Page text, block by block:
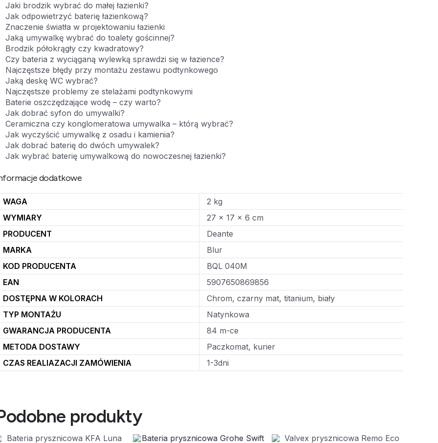
Jaki brodzik wybrać do małej łazienki?
Jak odpowietrzyć baterię łazienkową?
Znaczenie światła w projektowaniu łazienki
Jaką umywalkę wybrać do toalety gościnnej?
Brodzik półokrągły czy kwadratowy?
Czy bateria z wyciąganą wylewką sprawdzi się w łazience?
Najczęstsze błędy przy montażu zestawu podtynkowego
Jaką deskę WC wybrać?
Najczęstsze problemy ze stelażami podtynkowymi
Baterie oszczędzające wodę – czy warto?
Jak dobrać syfon do umywalki?
Ceramiczna czy konglomeratowa umywalka – którą wybrać?
Jak wyczyścić umywalkę z osadu i kamienia?
Jak dobrać baterię do dwóch umywalek?
Jak wybrać baterię umywalkową do nowoczesnej łazienki?
dodatkowe
WAGA
2 kg
WYMIARY
27 × 17 × 6 cm
PRODUCENT
Deante
MARKA
Blur
KOD PRODUCENTA
BQL 040M
EAN
5907650869856
DOSTĘPNA W KOLORACH
Chrom, czarny mat, titanium, biały
TYP MONTAŻU
Natynkowa
GWARANCJA PRODUCENTA
84 m-ce
METODA DOSTAWY
Paczkomat, kurier
CZAS REALIAZACJI ZAMÓWIENIA
1-3dni
produkty